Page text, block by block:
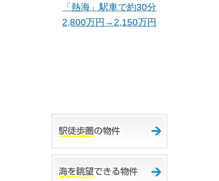
「熱海」駅車で約30分
2,800万円→2,150万円